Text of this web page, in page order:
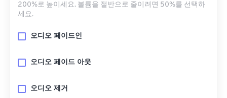
200%로 높이세요. 볼륨을 절반으로 줄이려면 50%를 선택하
세요.
오디오 페이드인
오디오 페이드 아웃
오디오 제거